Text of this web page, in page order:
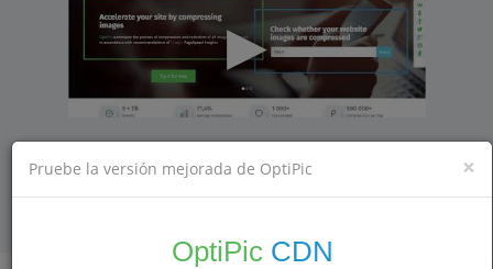
×
Pruebe la versión mejorada de OptiPic
OptiPic CDN